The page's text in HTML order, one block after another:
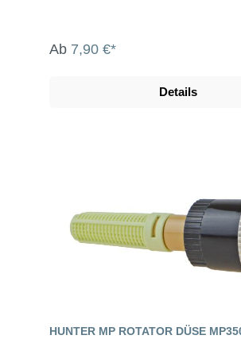
Ab 7,90 €*
Details
HUNTER MP ROTATOR DÜSE